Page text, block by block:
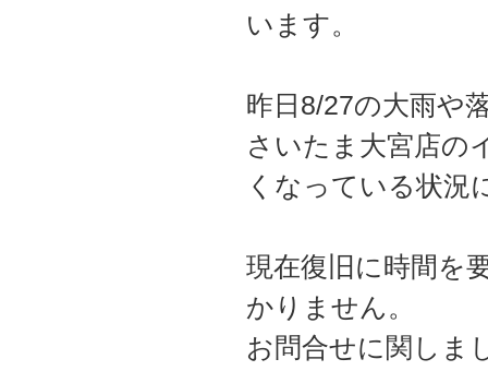
います。
昨日8/27の大雨や
さいたま大宮店の
くなっている状況
現在復旧に時間を
かりません。
お問合せに関しま